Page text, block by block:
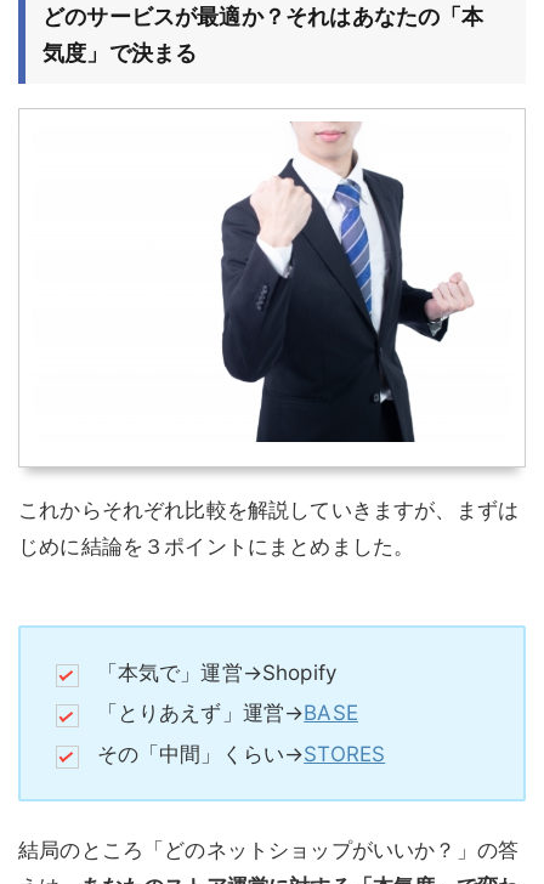
どのサービスが最適か？それはあなたの「本
気度」で決まる
これからそれぞれ比較を解説していきますが、まずは
じめに結論を３ポイントにまとめました。
「本気で」運営→Shopify
「とりあえず」運営→BASE
その「中間」くらい→STORES
結局のところ「どのネットショップがいいか？」の答